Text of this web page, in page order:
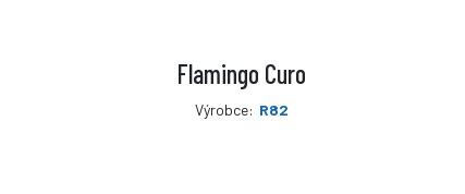
Flamingo Curo
Výrobce: R82